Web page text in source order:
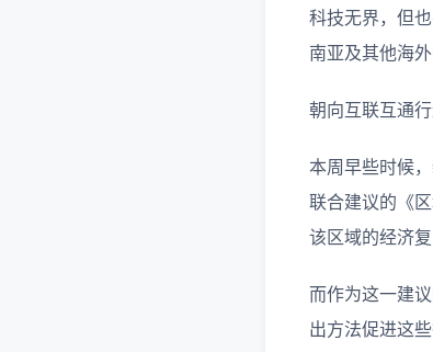
科技无界，但
南亚及其他海
朝向互联互通
本周早些时候
联合建议的《
该区域的经济
而作为这一建
出方法促进这